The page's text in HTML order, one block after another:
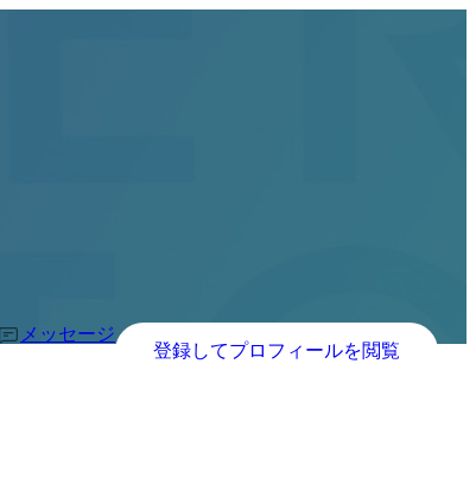
メッセージ
登録してプロフィールを閲覧